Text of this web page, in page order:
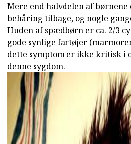
Mere end halvdelen af børnene
behåring tilbage, og nogle
Huden af spædbørn er ca. 2/3
gode synlige fartøjer
dette symptom er ikke kritisk i
denne sygdom.